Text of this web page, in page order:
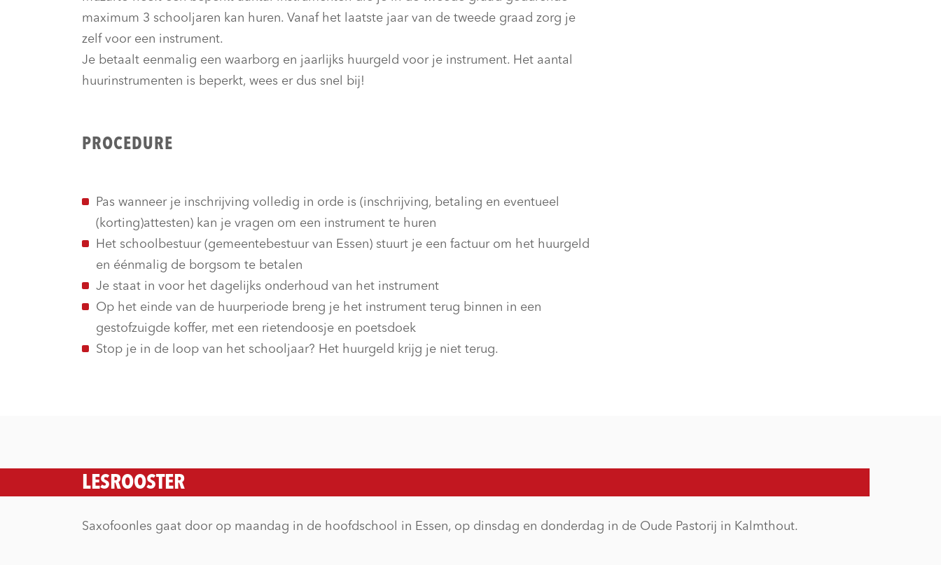
maximum 3 schooljaren kan huren. Vanaf het laatste jaar van de tweede graad zorg je
zelf voor een instrument.
Je betaalt eenmalig een waarborg en jaarlijks huurgeld voor je instrument. Het aantal
huurinstrumenten is beperkt, wees er dus snel bij!
PROCEDURE
Pas wanneer je inschrijving volledig in orde is (inschrijving, betaling en eventueel
(korting)attesten) kan je vragen om een instrument te huren
Het schoolbestuur (gemeentebestuur van Essen) stuurt je een factuur om het huurgeld
en éénmalig de borgsom te betalen
Je staat in voor het dagelijks onderhoud van het instrument
Op het einde van de huurperiode breng je het instrument terug binnen in een
gestofzuigde koffer, met een rietendoosje en poetsdoek
Stop je in de loop van het schooljaar? Het huurgeld krijg je niet terug.
LESROOSTER
Saxofoonles gaat door op maandag in de hoofdschool in Essen, op dinsdag en donderdag in de Oude Pastorij in Kalmthout.